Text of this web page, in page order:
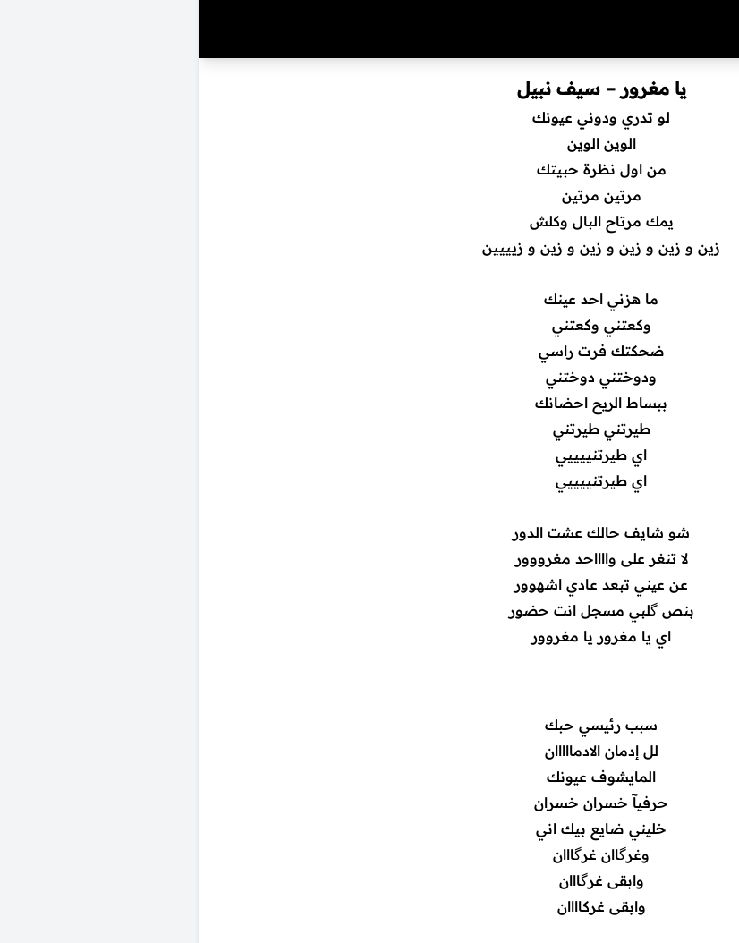
يا مغرور – سيف نبيل
لو تدري ودوني عيونك
الوين الوين
من اول نظرة حبيتك
مرتين مرتين
يمك مرتاح البال وكلش
زين و زين و زين و زين و زين و زيييين
ما هزني احد عينك
وكعتني وكعتني
ضحكتك فرت راسي
ودوختني دوختني
ببساط الريح احضانك
طيرتني طيرتني
اي طيرتنييييي
اي طيرتنييييي
شو شايف حالك عشت الدور
لا تنغر على وااااحد مغرووور
عن عيني تبعد عادي اشهوور
بنص گلبي مسجل انت حضور
اي يا مغرور يا مغروور
سبب رئيسي حبك
لل إدمان الادمااااان
المايشوف عيونك
حرفيآ خسران خسران
خليني ضايع بيك اني
وغرگاان غرگااان
وابقى غرگااان
وابقى غركاااان